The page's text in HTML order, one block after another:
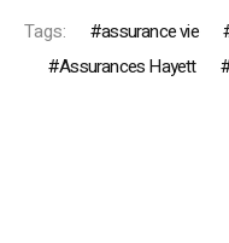
Tags: assurance vie
Assurances Hayett